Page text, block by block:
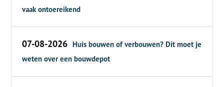
vaak ontoereikend
07-08-2026 Huis bouwen of verbouwen? Dit moet je
weten over een bouwdepot